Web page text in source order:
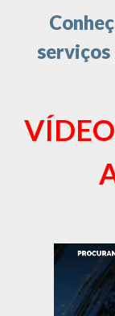
serviços